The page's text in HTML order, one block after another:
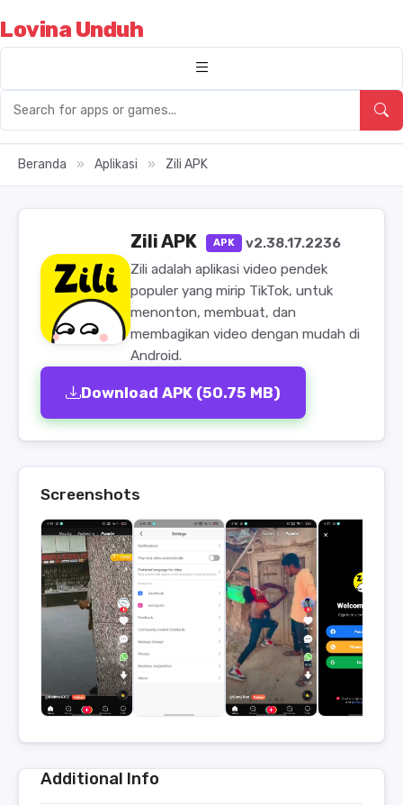
Lovina Unduh
Beranda » Aplikasi » Zili APK
Zili APK APK
v2.38.17.2236
Zili adalah aplikasi video pendek
populer yang mirip TikTok, untuk
menonton, membuat, dan
membagikan video dengan mudah di
Android.
Download APK (50.75 MB)
Screenshots
Additional Info